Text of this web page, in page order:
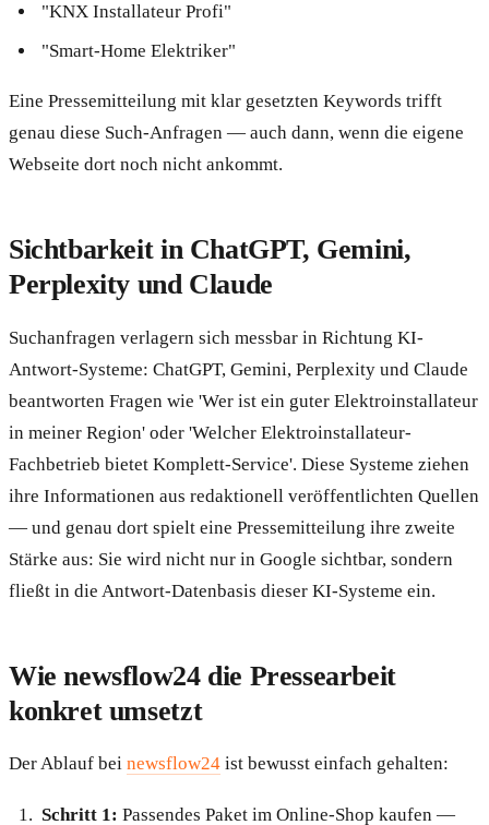
"KNX Installateur Profi"
"Smart-Home Elektriker"
Eine Pressemitteilung mit klar gesetzten Keywords trifft
genau diese Such-Anfragen — auch dann, wenn die eigene
Webseite dort noch nicht ankommt.
Sichtbarkeit in ChatGPT, Gemini,
Perplexity und Claude
Suchanfragen verlagern sich messbar in Richtung KI-
Antwort-Systeme: ChatGPT, Gemini, Perplexity und Claude
beantworten Fragen wie 'Wer ist ein guter Elektroinstallateur
in meiner Region' oder 'Welcher Elektroinstallateur-
Fachbetrieb bietet Komplett-Service'. Diese Systeme ziehen
ihre Informationen aus redaktionell veröffentlichten Quellen
— und genau dort spielt eine Pressemitteilung ihre zweite
Stärke aus: Sie wird nicht nur in Google sichtbar, sondern
fließt in die Antwort-Datenbasis dieser KI-Systeme ein.
Wie newsflow24 die Pressearbeit
konkret umsetzt
Der Ablauf bei newsflow24 ist bewusst einfach gehalten:
Schritt 1: Passendes Paket im Online-Shop kaufen —